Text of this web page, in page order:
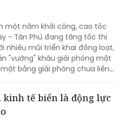
một năm khởi công, cao tốc
- Tân Phú đang tăng tốc thi
nhiều mũi triển khai đồng loạt,
"vướng" khâu giải phóng mặt
bằng giải phóng chưa liền
kinh tế biển là động lực